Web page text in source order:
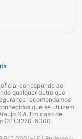
corresponde ao
qualquer outro que
recomendamos
que se utilizem
S.A. Em caso de
(31) 3270-5000.